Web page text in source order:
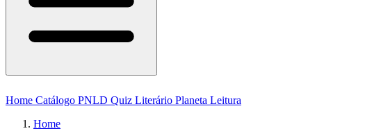
Home Catálogo PNLD Quiz Literário Planeta Leitura
Home